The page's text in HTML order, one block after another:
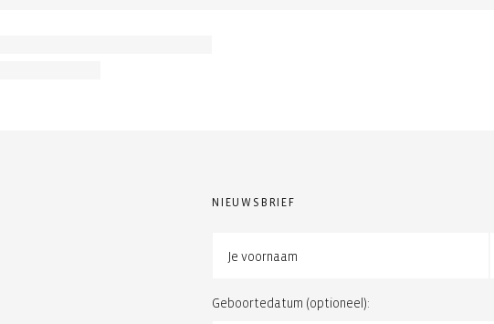
NIEUWSBRIEF
Geboortedatum (optioneel):